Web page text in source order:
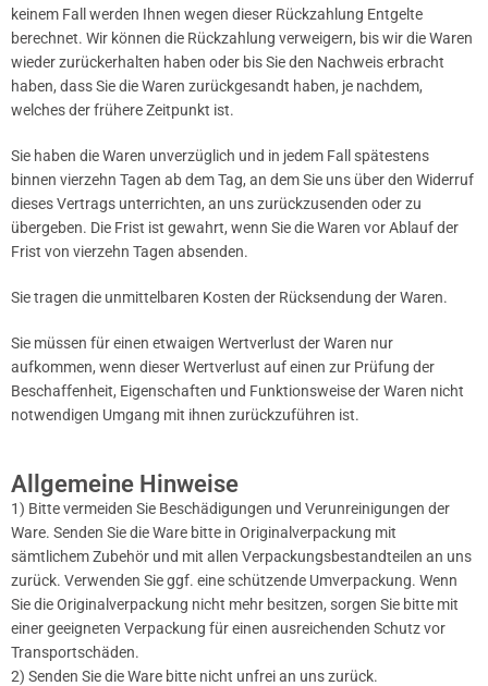
keinem Fall werden Ihnen wegen dieser Rückzahlung Entgelte
berechnet. Wir können die Rückzahlung verweigern, bis wir die Waren
wieder zurückerhalten haben oder bis Sie den Nachweis erbracht
haben, dass Sie die Waren zurückgesandt haben, je nachdem,
welches der frühere Zeitpunkt ist.
Sie haben die Waren unverzüglich und in jedem Fall spätestens
binnen vierzehn Tagen ab dem Tag, an dem Sie uns über den Widerruf
dieses Vertrags unterrichten, an uns zurückzusenden oder zu
übergeben. Die Frist ist gewahrt, wenn Sie die Waren vor Ablauf der
Frist von vierzehn Tagen absenden.
Sie tragen die unmittelbaren Kosten der Rücksendung der Waren.
Sie müssen für einen etwaigen Wertverlust der Waren nur
aufkommen, wenn dieser Wertverlust auf einen zur Prüfung der
Beschaffenheit, Eigenschaften und Funktionsweise der Waren nicht
notwendigen Umgang mit ihnen zurückzuführen ist.
Allgemeine Hinweise
1) Bitte vermeiden Sie Beschädigungen und Verunreinigungen der
Ware. Senden Sie die Ware bitte in Originalverpackung mit
sämtlichem Zubehör und mit allen Verpackungsbestandteilen an uns
zurück. Verwenden Sie ggf. eine schützende Umverpackung. Wenn
Sie die Originalverpackung nicht mehr besitzen, sorgen Sie bitte mit
einer geeigneten Verpackung für einen ausreichenden Schutz vor
Transportschäden.
2) Senden Sie die Ware bitte nicht unfrei an uns zurück.